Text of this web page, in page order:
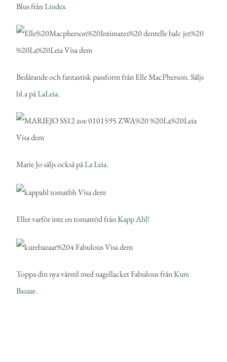
Blus frånLindex
Bedårande och fantastisk passform från Elle MacPherson. Säljs
bl.a påLaLeia.
Marie Jo säljs också påLa Leia.
Eller varför inte en tomatröd frånKapp Ahl!
Toppa din nya vårstil med nagellacket Fabulous frånKure
Bazaar.